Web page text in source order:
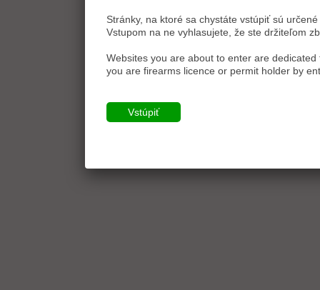
Stránky, na ktoré sa chystáte vstúpiť sú
Vstupom na ne vyhlasujete, že ste držiteľom
Websites you are about to enter are
you are firearms licence or permit holder by
Vstúpiť